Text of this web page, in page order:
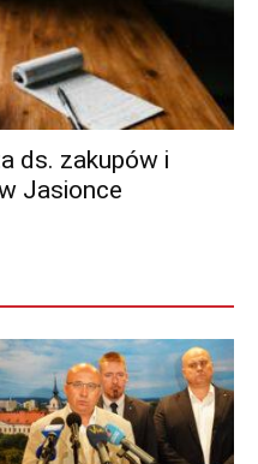
ds. zakupów i
Jasionce